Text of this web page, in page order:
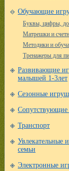
Обучающие
Буквы, цифры,
Матрешки и
Методики и
Тренажеры для
Развивающие
малышей 1-3лет
Сезонные
Сопутствующие
Транспорт
Увлекательные
семьи
Электронные